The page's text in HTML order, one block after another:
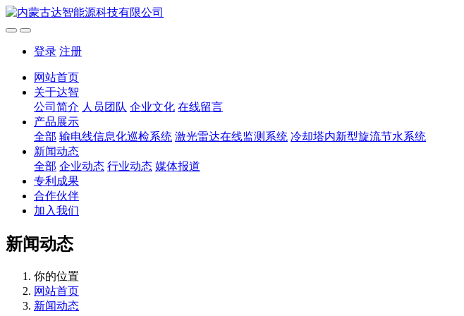
登录 注册
网站首页
关于达智
公司简介 人员团队 企业文化 在线留言
产品展示
全部 输电线信息化巡检系统 激光雷达在线监测系统 冷却塔内新型旋流节水系统
新闻动态
全部 企业动态 行业动态 媒体报道
专利成果
合作伙伴
加入我们
新闻动态
你的位置
网站首页
新闻动态